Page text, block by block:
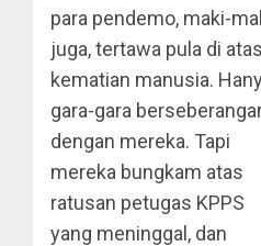
para pendemo, maki-
juga, tertawa pula di atas
kematian manusia.
gara-gara
dengan mereka. Tapi
mereka bungkam atas
ratusan petugas KPPS
yang meninggal, dan